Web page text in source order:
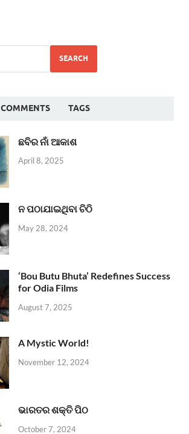
SEARCH
COMMENTS TAGS
ଛବିର ନାଁ ଆକାଶ
April 8, 2025
ନ ପଠାଯାଇଥିବା ଚିଠି
May 28, 2024
‘Bou Butu Bhuta’ Redefines Success
for Odia Films
August 7, 2025
A Mystic World!
November 12, 2024
ଭାରତର ଶକ୍ତି ପିଠ
October 7, 2024